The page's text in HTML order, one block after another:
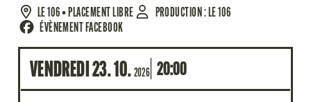
LE 106• PLACEMENT LIBRE
PRODUCTION : LE 106
ÉVÈNEMENT FACEBOOK
VENDREDI23 10 2026 20:00